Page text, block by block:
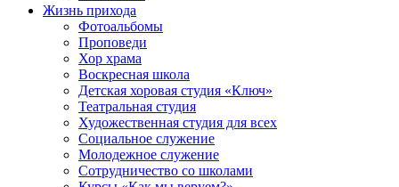
Жизнь прихода
Фотоальбомы
Проповеди
Хор храма
Воскресная школа
Детская хоровая студия «Ключ»
Театральная студия
Х​удожественная студия для всех
Социальное служение
Молодежное служение
Сотрудничество со школами